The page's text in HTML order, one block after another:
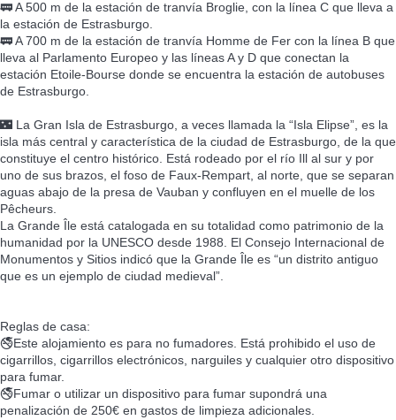
🚃 A 500 m de la estación de tranvía Broglie, con la línea C que lleva a
la estación de Estrasburgo.
🚃 A 700 m de la estación de tranvía Homme de Fer con la línea B que
lleva al Parlamento Europeo y las líneas A y D que conectan la
estación Etoile-Bourse donde se encuentra la estación de autobuses
de Estrasburgo.
🌃 La Gran Isla de Estrasburgo, a veces llamada la “Isla Elipse”, es la
isla más central y característica de la ciudad de Estrasburgo, de la que
constituye el centro histórico. Está rodeado por el río Ill al sur y por
uno de sus brazos, el foso de Faux-Rempart, al norte, que se separan
aguas abajo de la presa de Vauban y confluyen en el muelle de los
Pêcheurs.
La Grande Île está catalogada en su totalidad como patrimonio de la
humanidad por la UNESCO desde 1988. El Consejo Internacional de
Monumentos y Sitios indicó que la Grande Île es “un distrito antiguo
que es un ejemplo de ciudad medieval”.
Reglas de casa:
🚭Este alojamiento es para no fumadores. Está prohibido el uso de
cigarrillos, cigarrillos electrónicos, narguiles y cualquier otro dispositivo
para fumar.
🚭Fumar o utilizar un dispositivo para fumar supondrá una
penalización de 250€ en gastos de limpieza adicionales.